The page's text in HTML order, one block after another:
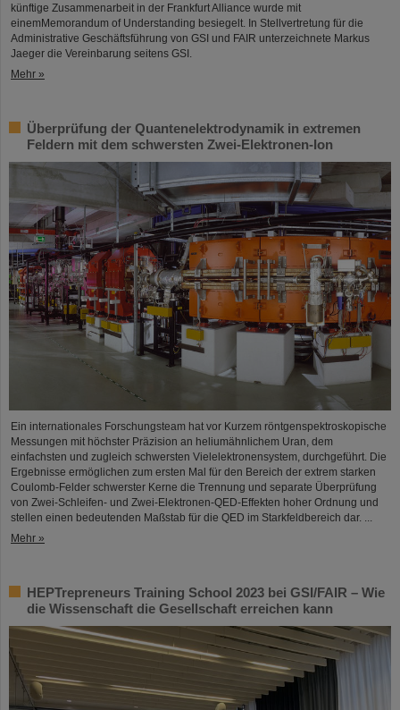
künftige Zusammenarbeit in der Frankfurt Alliance wurde mit
einemMemorandum of Understanding besiegelt. In Stellvertretung für die
Administrative Geschäftsführung von GSI und FAIR unterzeichnete Markus
Jaeger die Vereinbarung seitens GSI.
Mehr »
Überprüfung der Quantenelektrodynamik in extremen
Feldern mit dem schwersten Zwei-Elektronen-Ion
Ein internationales Forschungsteam hat vor Kurzem röntgenspektroskopische
Messungen mit höchster Präzision an heliumähnlichem Uran, dem
einfachsten und zugleich schwersten Vielelektronensystem, durchgeführt. Die
Ergebnisse ermöglichen zum ersten Mal für den Bereich der extrem starken
Coulomb-Felder schwerster Kerne die Trennung und separate Überprüfung
von Zwei-Schleifen- und Zwei-Elektronen-QED-Effekten hoher Ordnung und
stellen einen bedeutenden Maßstab für die QED im Starkfeldbereich dar. ...
Mehr »
HEPTrepreneurs Training School 2023 bei GSI/FAIR – Wie
die Wissenschaft die Gesellschaft erreichen kann